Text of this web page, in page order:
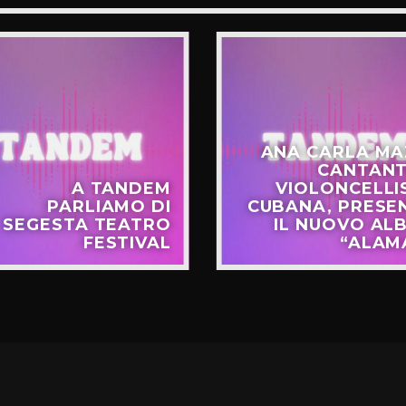
A TANDEM
PARLIAMO DI
SEGESTA TEATRO
FESTIVAL
ANA CARLA
CUBANA,
IL NUOVO